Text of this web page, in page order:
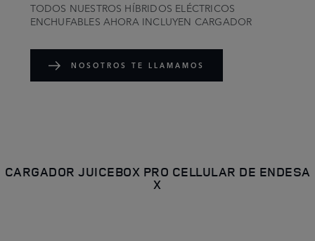
TODOS NUESTROS HÍBRIDOS ELÉCTRICOS
ENCHUFABLES AHORA INCLUYEN CARGADOR
NOSOTROS TE LLAMAMOS
CARGADOR JUICEBOX PRO CELLULAR DE ENDESA
X